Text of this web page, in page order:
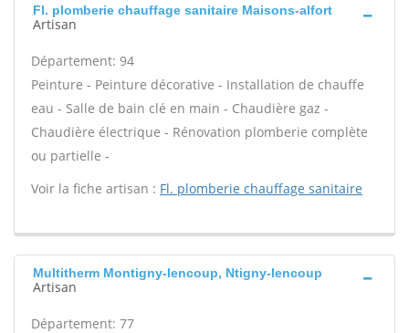
Fl. plomberie chauffage sanitaire Maisons-alfort
Artisan
Département: 94
Peinture - Peinture décorative - Installation de chauffe
eau - Salle de bain clé en main - Chaudière gaz -
Chaudière électrique - Rénovation plomberie complète
ou partielle -
Voir la fiche artisan : Fl. plomberie chauffage sanitaire
Multitherm Montigny-lencoup, Ntigny-lencoup
Artisan
Département: 77